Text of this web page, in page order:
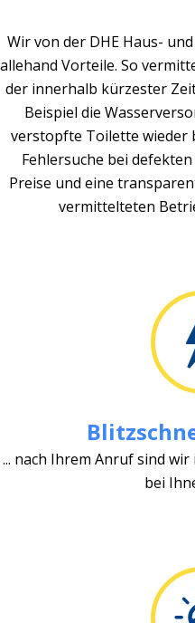
Wir von der DHE Haus-
allehand Vorteile. So
der innerhalb kürzester
Beispiel die
verstopfte Toilette wieder
Fehlersuche bei
Preise und eine
vermittelteten
... nach Ihrem Anruf sind
bei